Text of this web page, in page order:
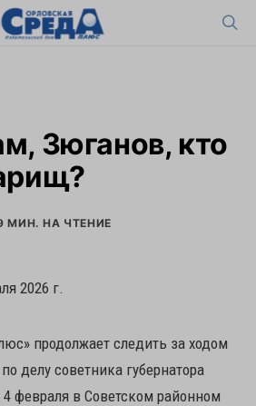
Зюганов, кто
МИН. НА ЧТЕНИЕ
2026 г.
продолжает следить за ходом
делу советника губернатора
февраля в Советском районном